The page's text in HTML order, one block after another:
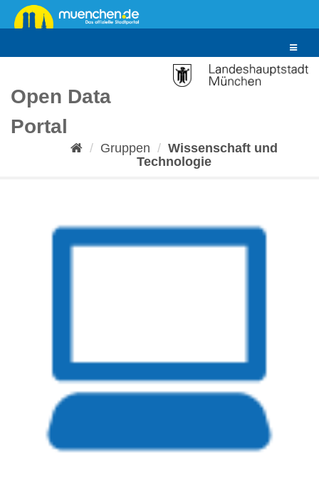
Überspringen
zum
Toggle
Open Data
Portal
Gruppen
Wissenschaft und
Technologie